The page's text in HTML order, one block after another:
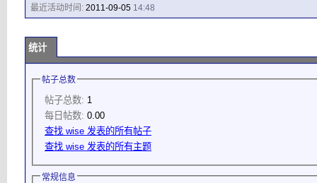
最近活动时间: 2011-09-05 14:48
统计
帖子总数
帖子总数: 1
每日帖数: 0.00
查找 wise 发表的所有帖子
查找 wise 发表的所有主题
常规信息